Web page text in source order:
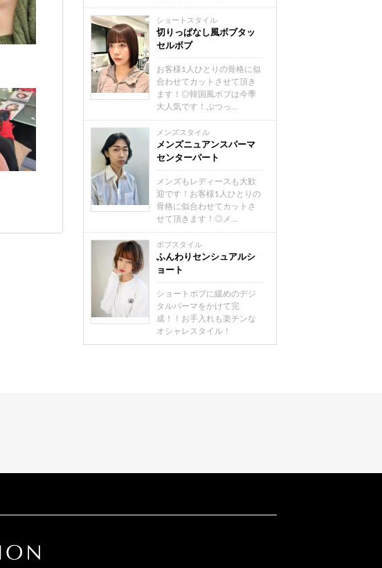
ショートスタイル
切りっぱなし風ボブタッ
セルボブ
お客様1人ひとりの骨格に似
合わせてカットさせて頂き
ます！◎韓国風ボブは今季
大人気です！ぷつっ...
メンズスタイル
メンズニュアンスパーマ
センターパート
メンズもレディースも大歓
迎です！お客様1人ひとりの
骨格に似合わせてカットさ
せて頂きます！◎メ...
ボブスタイル
ふんわりセンシュアルシ
ョート
ショートボブに緩めのデジ
タルパーマをかけて完
成！！お手入れも楽チンな
オシャレスタイル！